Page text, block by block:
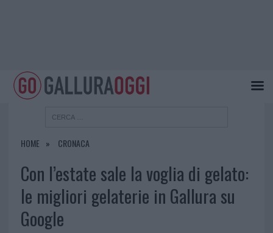
HOME CRONACA
Con l’estate sale la voglia di gelato:
le migliori gelaterie in Gallura su
Google